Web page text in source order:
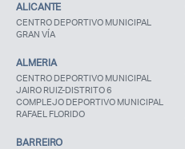
ALICANTE
CENTRO DEPORTIVO MUNICIPAL
GRAN VÍA
ALMERIA
CENTRO DEPORTIVO MUNICIPAL
JAIRO RUIZ-DISTRITO 6
COMPLEJO DEPORTIVO MUNICIPAL
RAFAEL FLORIDO
BARREIRO